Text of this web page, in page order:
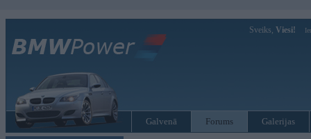
Sveiks, Viesi!
Galvenā Forums Galerijas